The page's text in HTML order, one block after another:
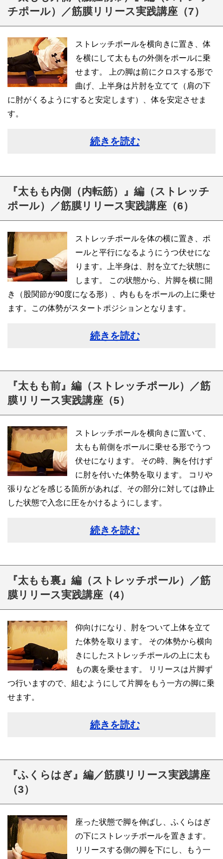
チポール）／筋膜リリース実践講座（7）
ストレッチポールを横向きに置き、体
を横にして太ももの外側をポールに乗
せます。 上の脚は前にクロスする形で
曲げ、上半身は片肘を立てて（肩の下
に肘がくるようにすると安定します）、体を安定させま
す。
続きを読む
『太もも内側（内転筋）』編（ストレッチ
ポール）／筋膜リリース実践講座（6）
ストレッチポールを体の横に置き、ポ
ールと平行になるようにうつ伏せにな
ります。上半身は、肘を立てた状態に
します。 この状態から、片脚を横に開
き（股関節が90度になる形）、内ももをポールの上に乗せ
ます。この体勢がスタートポジションとなります。
続きを読む
『太もも前』編（ストレッチポール）／筋
膜リリース実践講座（5）
ストレッチポールを横向きに置いて、
太もも前側をポールに乗せる形でうつ
伏せになります。 その時、胸を付けず
に肘を付いた体勢を取ります。 コリや
張りなどを感じる箇所があれば、その部分に対しては静止
した状態で入念に圧をかけるようにします。
続きを読む
『太もも裏』編（ストレッチポール）／筋
膜リリース実践講座（4）
仰向けになり、肘をついて上体を立て
た体勢を取ります。 その体勢から横向
きにしたストレッチポールの上に太も
もの裏を乗せます。 リリースは片脚ず
つ行いますので、組むようにして片脚をもう一方の脚に乗
せます。
続きを読む
『ふくらはぎ』編／筋膜リリース実践講座
（3）
座った状態で脚を伸ばし、ふくらはぎ
の下にストレッチポールを置きます。
リリースする側の脚を下にし、もう一